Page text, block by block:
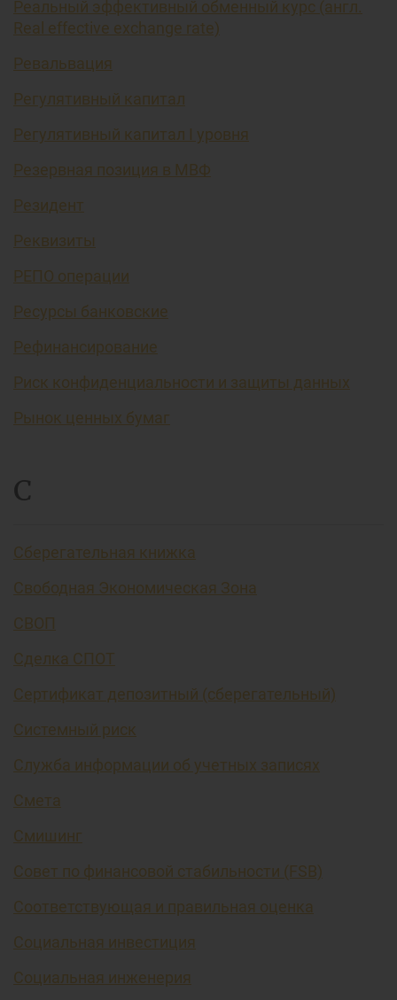
Реальный эффективный обменный курс (англ.
Real effective exchange rate)
Ревальвация
Регулятивный капитал
Регулятивный капитал I уровня
Резервная позиция в МВФ
Резидент
Реквизиты
РЕПО операции
Ресурсы банковские
Рефинансирование
Риск конфиденциальности и защиты данных
Рынок ценных бумаг
С
Сберегательная книжка
Свободная Экономическая Зона
СВОП
Сделка СПОТ
Сертификат депозитный (сберегательный)
Системный риск
Служба информации об учетных записях
Смета
Смишинг
Совет по финансовой стабильности (FSB)
Соответствующая и правильная оценка
Социальная инвестиция
Социальная инженерия